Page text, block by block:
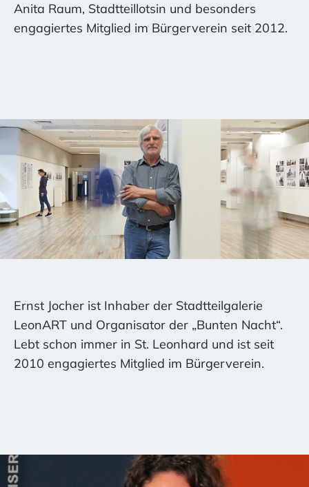
Anita Raum, Stadtteillotsin und besonders
engagiertes Mitglied im Bürgerverein seit 2012.
Ernst Jocher ist Inhaber der Stadtteilgalerie
LeonART und Organisator der „Bunten Nacht“.
Lebt schon immer in St. Leonhard und ist seit
2010 engagiertes Mitglied im Bürgerverein.